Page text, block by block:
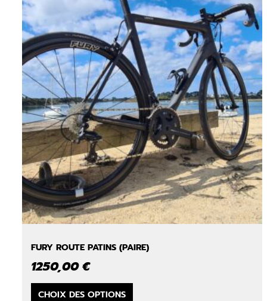
FURY ROUTE PATINS (PAIRE)
1250,00€
CHOIX DES OPTIONS
Ce